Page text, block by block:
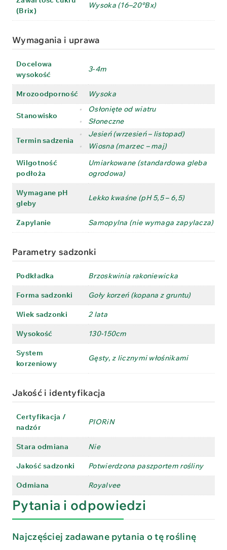
(Brix)
Wysoka (16–20°Bx)
Wymagania i uprawa
Docelowa
wysokość
3-4m
Mrozoodporność Wysoka
Stanowisko
•
Osłonięte od wiatru
•
Słoneczne
Termin sadzenia
•
Jesień (wrzesień – listopad)
•
Wiosna (marzec – maj)
Wilgotność
podłoża
Umiarkowane (standardowa gleba
ogrodowa)
Wymagane pH
gleby
Lekko kwaśne (pH 5,5 – 6,5)
Zapylanie Samopylna (nie wymaga zapylacza)
Parametry sadzonki
Podkładka Brzoskwinia rakoniewicka
Forma sadzonki Goły korzeń (kopana z gruntu)
Wiek sadzonki 2 lata
Wysokość 130-150cm
System
korzeniowy
Gęsty, z licznymi włośnikami
Jakość i identyfikacja
Certyfikacja /
nadzór
PIORiN
Stara odmiana Nie
Jakość sadzonki Potwierdzona paszportem rośliny
Odmiana Royalvee
Pytania i odpowiedzi
Najczęściej zadawane pytania o tę roślinę